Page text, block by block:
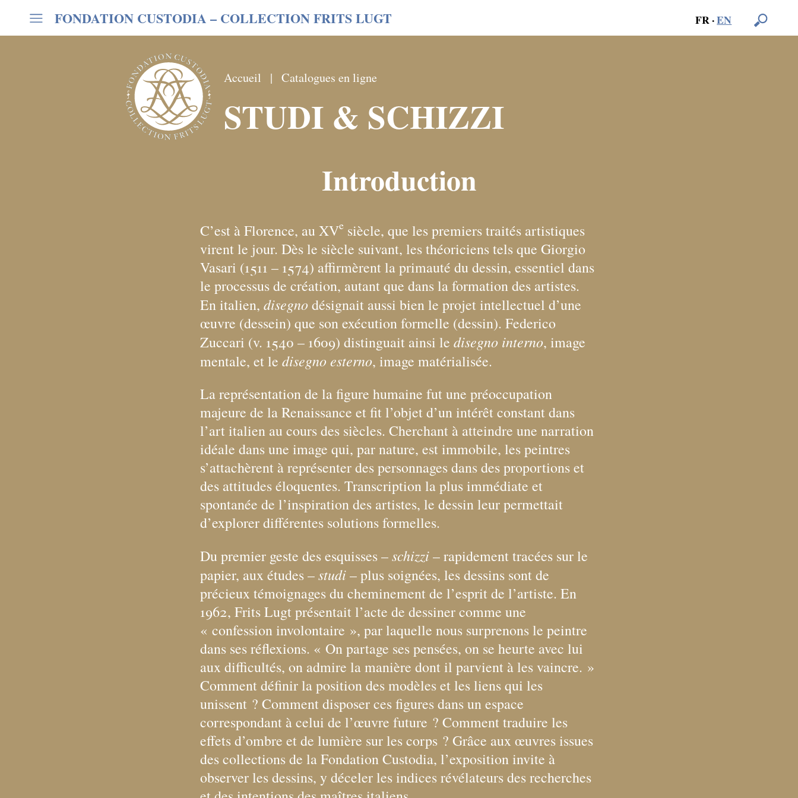
FR·EN
FONDATION CUSTODIA – COLLECTION FRITS LUGT
Accueil Catalogues en ligne
STUDI & SCHIZZI
Introduction
C’est à Florence, au XVe siècle, que les premiers traités artistiques
virent le jour. Dès le siècle suivant, les théoriciens tels que Giorgio
Vasari (1511 – 1574) affirmèrent la primauté du dessin, essentiel dans
le processus de création, autant que dans la formation des artistes.
En italien, disegno désignait aussi bien le projet intellectuel d’une
œuvre (dessein) que son exécution formelle (dessin). Federico
Zuccari (v. 1540 – 1609) distinguait ainsi le disegno interno, image
mentale, et le disegno esterno, image matérialisée.
La représentation de la figure humaine fut une préoccupation
majeure de la Renaissance et fit l’objet d’un intérêt constant dans
l’art italien au cours des siècles. Cherchant à atteindre une narration
idéale dans une image qui, par nature, est immobile, les peintres
s’attachèrent à représenter des personnages dans des proportions et
des attitudes éloquentes. Transcription la plus immédiate et
spontanée de l’inspiration des artistes, le dessin leur permettait
d’explorer différentes solutions formelles.
Du premier geste des esquisses –schizzi– rapidement tracées sur le
papier, aux études –studi– plus soignées, les dessins sont de
précieux témoignages du cheminement de l’esprit de l’artiste. En
1962, Frits Lugt présentait l’acte de dessiner comme une
« confession involontaire », par laquelle nous surprenons le peintre
dans ses réflexions. « On partage ses pensées, on se heurte avec lui
aux difficultés, on admire la manière dont il parvient à les vaincre. »
Comment définir la position des modèles et les liens qui les
unissent ? Comment disposer ces figures dans un espace
correspondant à celui de l’œuvre future ? Comment traduire les
effets d’ombre et de lumière sur les corps ? Grâce aux œuvres issues
des collections de la Fondation Custodia, l’exposition invite à
observer les dessins, y déceler les indices révélateurs des recherches